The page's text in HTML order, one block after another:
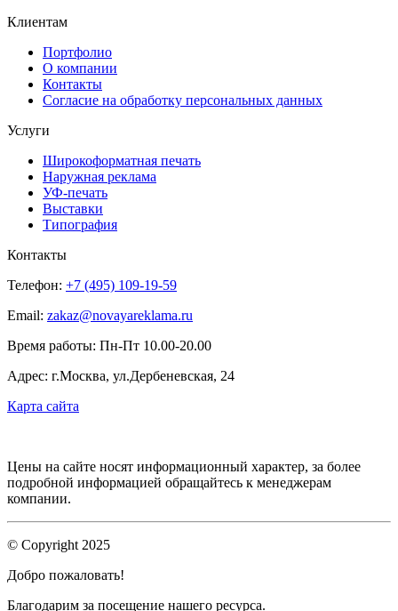
Клиентам
Портфолио
О компании
Контакты
Согласие на обработку персональных данных
Услуги
Широкоформатная печать
Наружная реклама
УФ-печать
Выставки
Типография
Контакты
Телефон: +7 (495) 109-19-59
Email: zakaz@novayareklama.ru
Время работы: Пн-Пт 10.00-20.00
Адрес: г.Москва, ул.Дербеневская, 24
Карта сайта
Цены на сайте носят информационный характер, за более
подробной информацией обращайтесь к менеджерам
компании.
© Copyright 2025
Добро пожаловать!
Благодарим за посещение нашего ресурса.